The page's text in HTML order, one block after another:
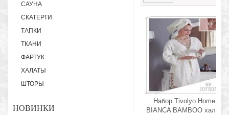
САУНА
СКАТЕРТИ
ТАПКИ
ТКАНИ
ФАРТУК
ХАЛАТЫ
ШТОРЫ
НОВИНКИ
Набор Tivolyo Home
BIANCA BAMBOO халат